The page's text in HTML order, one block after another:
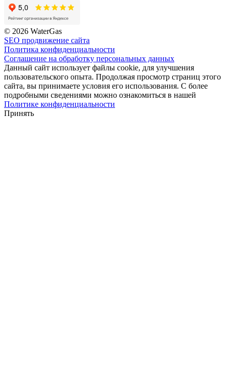
© 2026 WaterGas
SEO продвижение сайта
Политика конфиденциальности
Соглашение на обработку персональных данных
Данный сайт использует файлы cookie, для улучшения
пользовательского опыта. Продолжая просмотр страниц этого
сайта, вы принимаете условия его использования. С более
подробными сведениями можно ознакомиться в нашей
Политике конфиденциальности
Принять